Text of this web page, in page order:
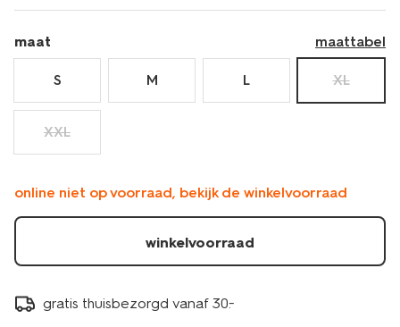
maat maattabel
S M L XL
XXL
online niet op voorraad, bekijk de winkelvoorraad
winkelvoorraad
gratis thuisbezorgd vanaf 30.-